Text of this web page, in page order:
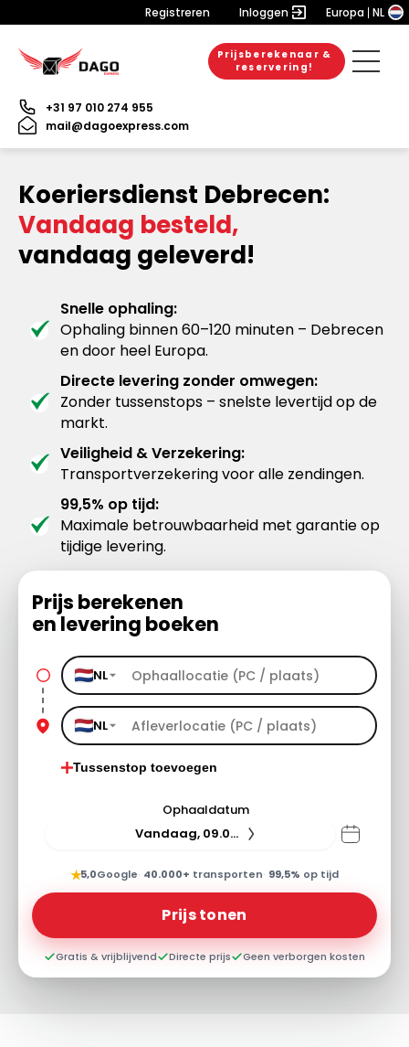
Registreren Inloggen Europa NL
Prijsberekenaar &
reservering!
+31 97 010 274 955
mail@dagoexpress.com
Koeriersdienst Debrecen:
Vandaag besteld,
vandaag geleverd!
Snelle ophaling:
Ophaling binnen 60–120 minuten – Debrecen
en door heel Europa.
Directe levering zonder omwegen:
Zonder tussenstops – snelste levertijd op de
markt.
Veiligheid & Verzekering:
Transportverzekering voor alle zendingen.
99,5% op tijd:
Maximale betrouwbaarheid met garantie op
tijdige levering.
Prijs berekenen
en levering boeken
NL
NL
Tussenstop toevoegen
Ophaaldatum
Vandaag, 09.08.26
★5,0Google· 40.000+ transporten· 99,5% op tijd
Prijs tonen
Gratis & vrijblijvend Directe prijs Geen verborgen kosten